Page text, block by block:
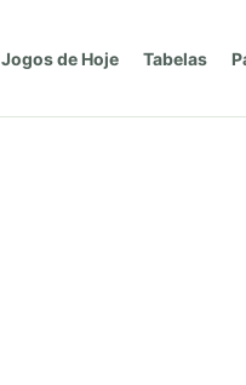
Jogos de Hoje Tabelas